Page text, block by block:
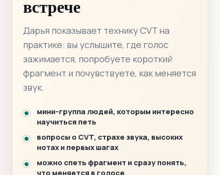
встрече
Дарья показывает технику CVT на
практике: вы услышите, где голос
зажимается, попробуете короткий
фрагмент и почувствуете, как меняется
звук.
мини-группа людей, которым интересно
научиться петь
вопросы о CVT, страхе звука, высоких
нотах и первых шагах
можно спеть фрагмент и сразу понять,
что меняется в голосе